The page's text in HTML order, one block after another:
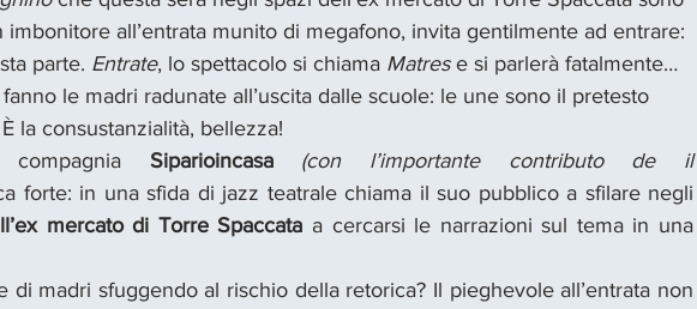
imbonitore all’entrata munito di megafono, invita gentilmente ad entrare:
parte. Entrate, lo spettacolo si chiama Matres e si parlerà fatalmente…
le madri radunate all’uscita dalle scuole: le une sono il pretesto
la consustanzialità, bellezza!
Siparioincasa
(con l’importante contributo de il
forte: in una sfida di jazz teatrale chiama il suo pubblico a sfilare negli
mercato di Torre Spaccata a cercarsi le narrazioni sul tema in una
di madri sfuggendo al rischio della retorica? Il pieghevole all’entrata non